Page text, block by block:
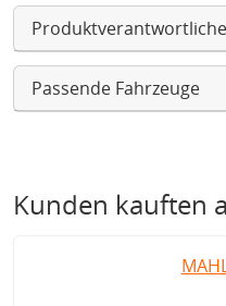
Passende Fahrzeuge
Kunden kauften